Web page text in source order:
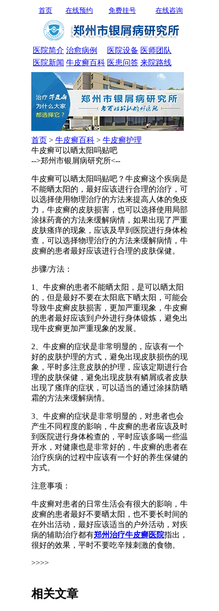
首页 在线咨询
免费挂号
在线预约
医院简介 治愈病例 医院设备 医师团队
医院新闻 牛皮癣百科 医患问答 来院路线
首页 > 牛皮癣百科 > 牛皮癣护理
牛皮癣可以晒太阳吗贴吧
-->郑州市银屑病研究所<--
牛皮癣可以晒太阳吗贴吧？牛皮癣这个疾病是
不能晒太阳的，最好应该进行合理的治疗，可
以选择使用物理治疗的方法来提高人体的免疫
力，牛皮癣的皮肤损害，也可以选择使用局部
涂抹药膏的方法来缓解病情，如果出现了严重
皮肤瘙痒的现象，应该及早到医院进行身体检
查，可以选择物理治疗的方法来缓解病情，牛
皮癣的患者最好应该进行合理的皮肤保健。
步骤/方法：
1、牛皮癣的患者不能晒太阳，是可以晒太阳
的，但是最好不要在太阳底下晒太阳，可能会
导致牛皮癣皮肤损害，更加严重现象，牛皮癣
的患者最好应该到户外进行身体锻炼，避免出
现牛皮癣更加严重现象的发展。
2、牛皮癣的症状是非常明显的，应该有一个
好的皮肤护理的方式，避免出现皮肤损伤的现
象，平时多注意皮肤的护理，应该定期进行合
理的皮肤保健，避免出现皮肤有鳞屑或者皮肤
出现了瘙痒的症状，可以适当的通过涂抹防晒
霜的方法来缓解病情。
3、牛皮癣的症状是非常明显的，对患者也会
产生不同程度的影响，牛皮癣的患者应该及时
到医院进行身体检查的，平时应该多喝一些温
开水，对健康也是非常好的，牛皮癣的患者在
治疗疾病的过程中应该有一个好的养生保健的
方式。
注意事项：
牛皮癣对患者的日常生活会有很大的影响，牛
皮癣的患者最好不要晒太阳，也不要长时间的
在外出活动，最好应该适当的户外活动，对疾
病的辅助治疗都有郑州治疗牛皮癣医院指出，
很好的效果，平时不要吃辛辣刺激的食物。
>>>>
相关文章